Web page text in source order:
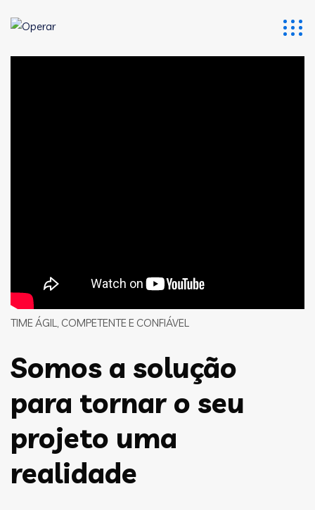
TIME ÁGIL, COMPETENTE E CONFIÁVEL
Somos a solução
para tornar o seu
projeto uma
realidade